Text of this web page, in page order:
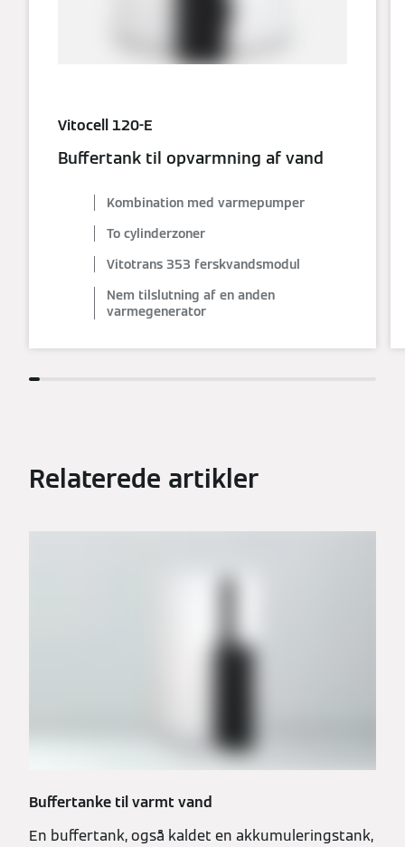
Vitocell 120-E
Buffertank til opvarmning af vand
Kombination med varmepumper
To cylinderzoner
Vitotrans 353 ferskvandsmodul
Nem tilslutning af en anden
varmegenerator
Relaterede artikler
Buffertanke til varmt vand
En buffertank, også kaldet en akkumuleringstank,